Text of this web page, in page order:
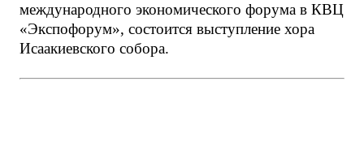
международного экономического форума в КВЦ
«Экспофорум», состоится выступление хора
Исаакиевского собора.